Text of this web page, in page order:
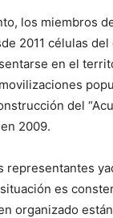
los miembros
2011 células
en el
del
2009.
representantes
es
organizado